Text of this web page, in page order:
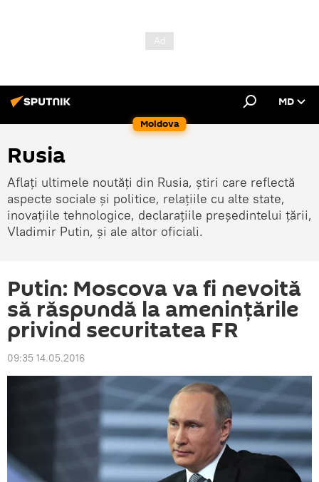
Moldova
MD
Rusia
Aflați ultimele noutăți din Rusia, știri care reflectă
aspecte sociale și politice, relațiile cu alte state,
inovațiile tehnologice, declarațiile președintelui țării,
Vladimir Putin, și ale altor oficiali.
Putin: Moscova va fi nevoită
să răspundă la ameninţările
privind securitatea FR
09:35 14.05.2016